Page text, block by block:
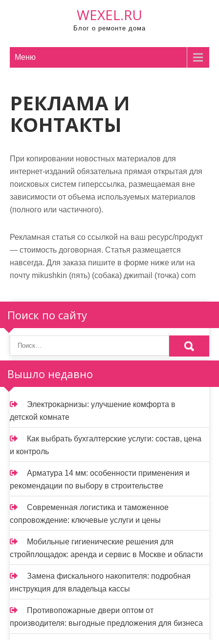
WEXEL.RU
Блог о ремонте дома
Меню
РЕКЛАМА И
КОНТАКТЫ
При копировании новостных материалов для
интернет-изданий обязательна прямая открытая для
поисковых систем гиперссылка, размещаемая вне
зависимости от объема используемых материалов
(полного или частичного).
Рекламная статья со ссылкой на ваш ресурс/продукт
— стоимость договорная. Статья размещается
навсегда. Для заказа пишите в форме ниже или на
почту mikushkin (пять) (собака) джиmail (точка) com
Поиск по сайту
Вышло недавно
Электрокарнизы: улучшение комфорта в
детской комнате
Как выбрать бухгалтерские услуги: состав, цена
и контроль
Арматура 14 мм: особенности применения и
рекомендации по выбору в строительстве
Современная логистика и таможенное
сопровождение: ключевые услуги и цены
Мобильные гигиенические решения для
стройплощадок: аренда и сервис в Москве и области
Замена фискального накопителя: подробная
инструкция для владельца кассы
Противопожарные двери оптом от
производителя: выгодные предложения для бизнеса